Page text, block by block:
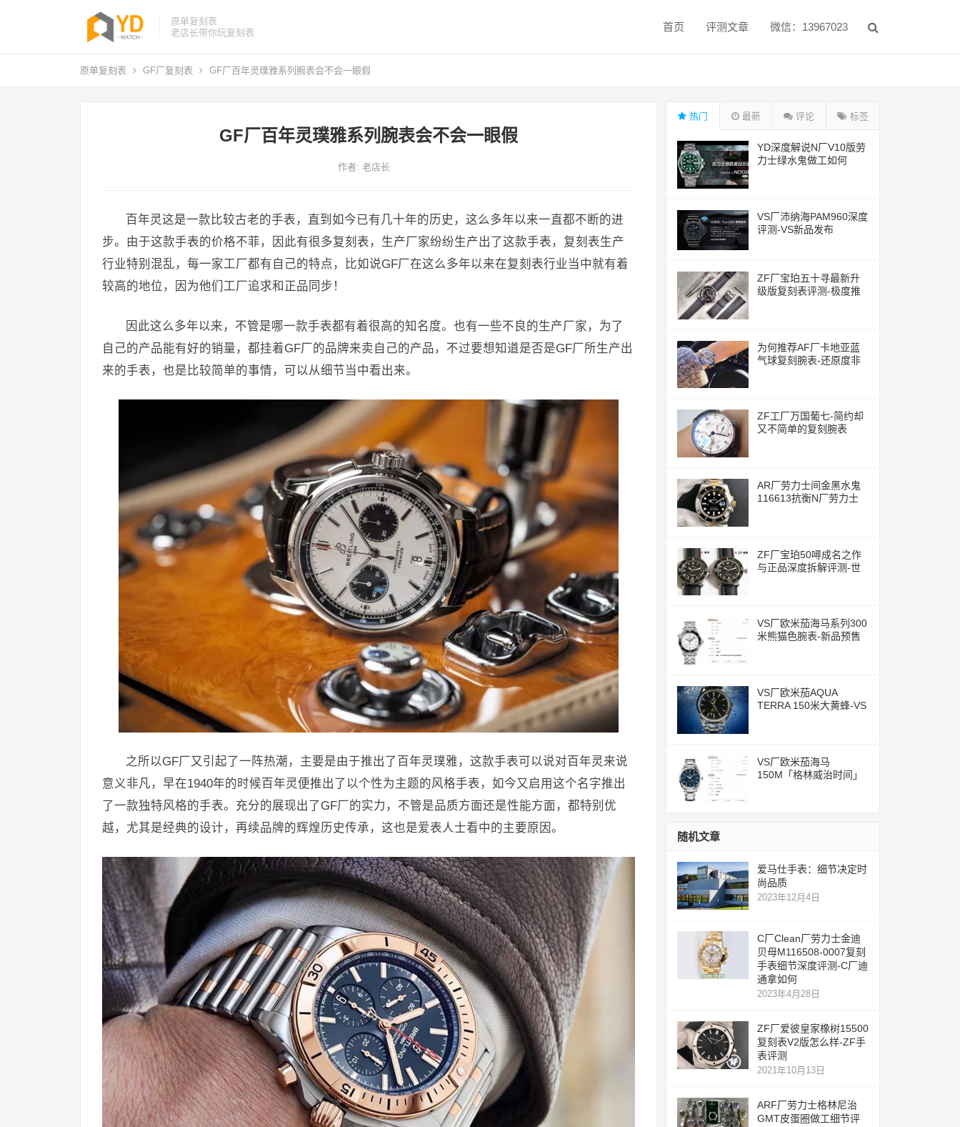
原单复刻表
老店长带你玩复刻表
首页 评测文章 微信：13967023
原单复刻表 GF厂复刻表 GF厂百年灵璞雅系列腕表会不会一眼假
GF厂百年灵璞雅系列腕表会不会一眼假
作者: 老店长
百年灵这是一款比较古老的手表，直到如今已有几十年的历史，这么多年以来一直都不断的进
步。由于这款手表的价格不菲，因此有很多复刻表，生产厂家纷纷生产出了这款手表，复刻表生产
行业特别混乱，每一家工厂都有自己的特点，比如说GF厂在这么多年以来在复刻表行业当中就有着
较高的地位，因为他们工厂追求和正品同步！
因此这么多年以来，不管是哪一款手表都有着很高的知名度。也有一些不良的生产厂家，为了
自己的产品能有好的销量，都挂着GF厂的品牌来卖自己的产品，不过要想知道是否是GF厂所生产出
来的手表，也是比较简单的事情，可以从细节当中看出来。
之所以GF厂又引起了一阵热潮，主要是由于推出了百年灵璞雅，这款手表可以说对百年灵来说
意义非凡，早在1940年的时候百年灵便推出了以个性为主题的风格手表，如今又启用这个名字推出
了一款独特风格的手表。充分的展现出了GF厂的实力，不管是品质方面还是性能方面，都特别优
越，尤其是经典的设计，再续品牌的辉煌历史传承，这也是爱表人士看中的主要原因。
热门 最新 评论 标签
YD深度解说N厂V10版劳
力士绿水鬼做工如何
VS厂沛纳海PAM960深度
评测-VS新品发布
ZF厂宝珀五十寻最新升
级版复刻表评测-极度推
为何推荐AF厂卡地亚蓝
气球复刻腕表-还原度非
ZF工厂万国葡七-简约却
又不简单的复刻腕表
AR厂劳力士间金黑水鬼
116613抗衡N厂劳力士
ZF厂宝珀50噚成名之作
与正品深度拆解评测-世
VS厂欧米茄海马系列300
米熊猫色腕表-新品预售
VS厂欧米茄AQUA
TERRA 150米大黄蜂-VS
VS厂欧米茄海马
150M「格林威治时间」
随机文章
爱马仕手表：细节决定时
尚品质
2023年12月4日
C厂Clean厂劳力士金迪
贝母M116508-0007复刻
手表细节深度评测-C厂迪
通拿如何
2023年4月28日
ZF厂爱彼皇家橡树15500
复刻表V2版怎么样-ZF手
表评测
2021年10月13日
ARF厂劳力士格林尼治
GMT皮蛋圈做工细节评